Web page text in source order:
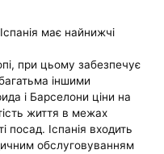
Іспанія має найнижчі
при цьому забезпечує
іншими
і Барселони ціни на
життя в межах
посад. Іспанія входить
обслуговуванням